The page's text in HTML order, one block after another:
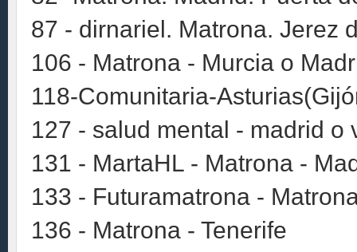
87 - dirnariel. Matrona. Jerez
106 - Matrona - Murcia o
118-Comunitaria-
127 - salud mental - madrid o
131 - MartaHL - Matrona -
133 - Futuramatrona -
136 - Matrona - Tenerife